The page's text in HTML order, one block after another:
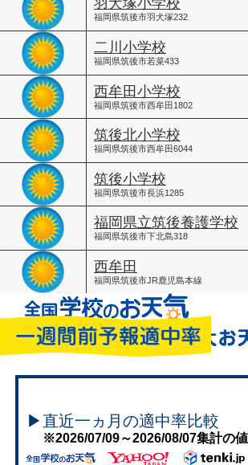
羽犬塚小学校
福岡県筑後市羽犬塚232
二川小学校
福岡県筑後市若菜433
西牟田小学校
福岡県筑後市西牟田1802
筑後北小学校
福岡県筑後市西牟田6044
筑後小学校
福岡県筑後市長浜1285
福岡県立筑後養護学校
福岡県筑後市下北島318
西牟田
福岡県筑後市JR鹿児島本線
▶直近一ヵ月の適中率比較
※2026/07/09～2026/08/07集計の値